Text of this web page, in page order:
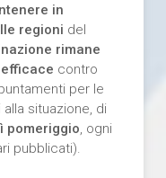
in
regioni del
rimane
contro
per le
situazione, di
pomeriggio, ogni
pubblicati).